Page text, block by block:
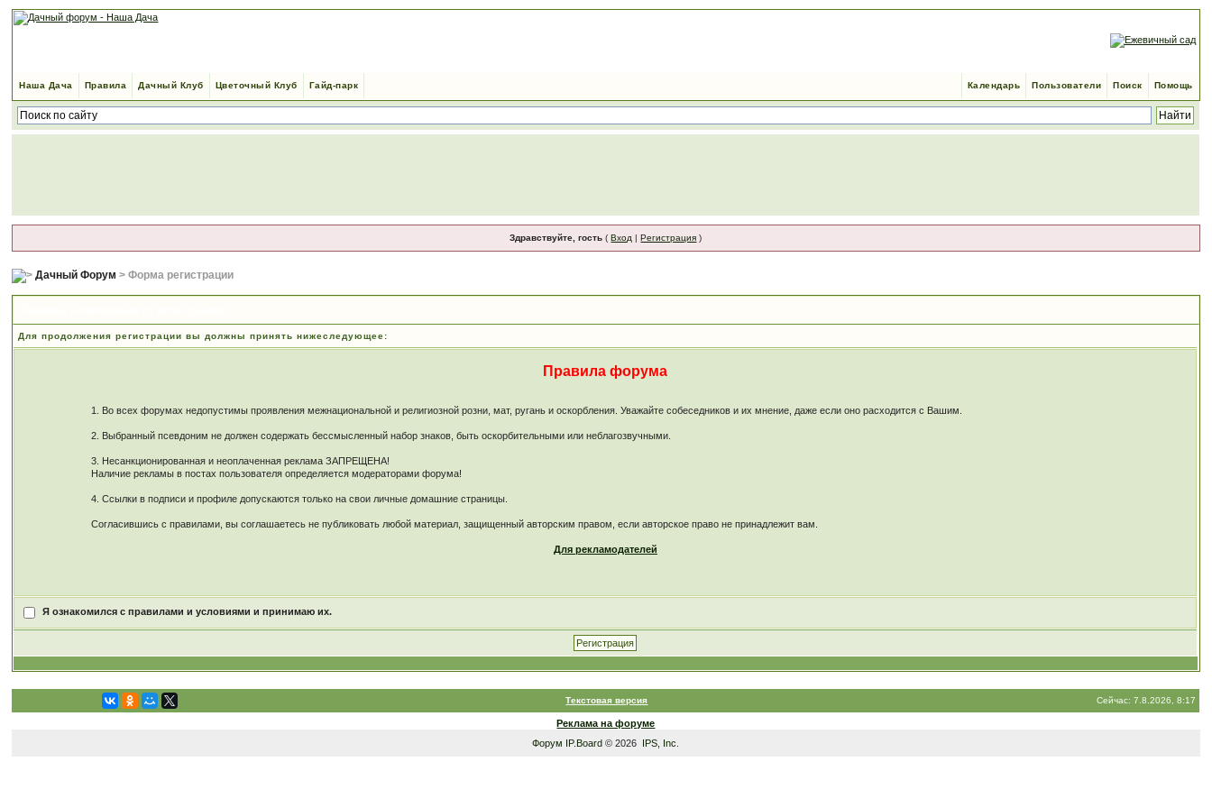
Наша Дача Правила Дачный Клуб Цветочный Клуб Гайд-парк Помощь
Поиск
Пользователи
Календарь
Здравствуйте, гость (Вход |Регистрация )
Дачный Форум > Форма регистрации
Для продолжения регистрации вы должны принять нижеследующее:
Правила форума
1. Во всех форумах недопустимы проявления межнациональной и религиозной розни, мат, ругань и оскорбления. Уважайте собеседников и их мнение, даже если оно расходится c Вашим.
2. Выбранный псевдоним не должен содержать бессмысленный набор знаков, быть оскорбительными или неблагозвучными.
3. Несанкционированная и неоплаченная реклама ЗАПРЕЩЕНА!
Наличие рекламы в постах пользователя определяется модераторами форума!
4. Ссылки в подписи и профиле допускаются только на свои личные домашние страницы.
Согласившись с правилами, вы соглашаетесь не публиковать любой материал, защищенный авторским правом, если авторское право не принадлежит вам.
Для рекламодателей
Я ознакомился с правилами и условиями и принимаю их.
Текстовая версия Сейчас: 7.8.2026, 8:17
Реклама на форуме
Форум IP.Board © 2026 IPS, Inc